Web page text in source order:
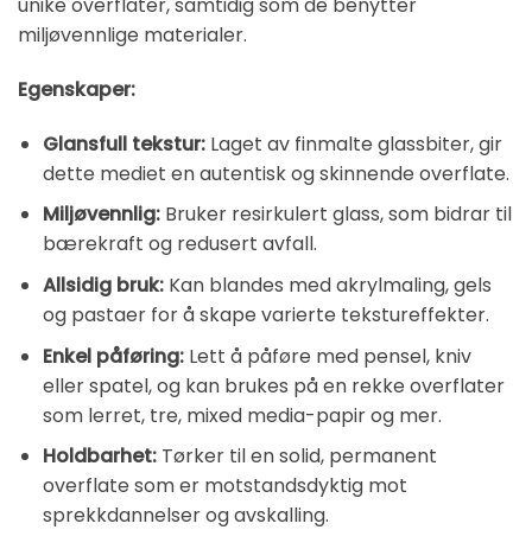
unike overflater, samtidig som de benytter
miljøvennlige materialer.
Egenskaper:
Glansfull tekstur:Laget av finmalte glassbiter, gir
dette mediet en autentisk og skinnende overflate.
Miljøvennlig:Bruker resirkulert glass, som bidrar til
bærekraft og redusert avfall.
Allsidig bruk:Kan blandes med akrylmaling, gels
og pastaer for å skape varierte tekstureffekter.
Enkel påføring:Lett å påføre med pensel, kniv
eller spatel, og kan brukes på en rekke overflater
som lerret, tre, mixed media-papir og mer.
Holdbarhet:Tørker til en solid, permanent
overflate som er motstandsdyktig mot
sprekkdannelser og avskalling.